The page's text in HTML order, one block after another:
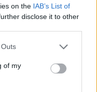
on the IAB’s List of
disclose it to other
one or more Google
You may click to
its third-party tags to
in below Google
of my